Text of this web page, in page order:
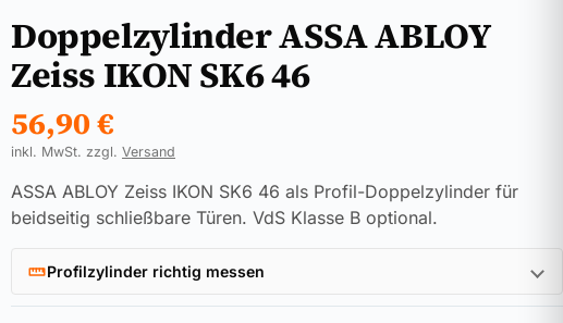
Doppelzylinder ASSA ABLOY
Zeiss IKON SK6 46
56,90€
inkl. MwSt. zzgl. Versand
ASSA ABLOY Zeiss IKON SK6 46 als Profil-Doppelzylinder für
beidseitig schließbare Türen. VdS Klasse B optional.
Profilzylinder richtig messen